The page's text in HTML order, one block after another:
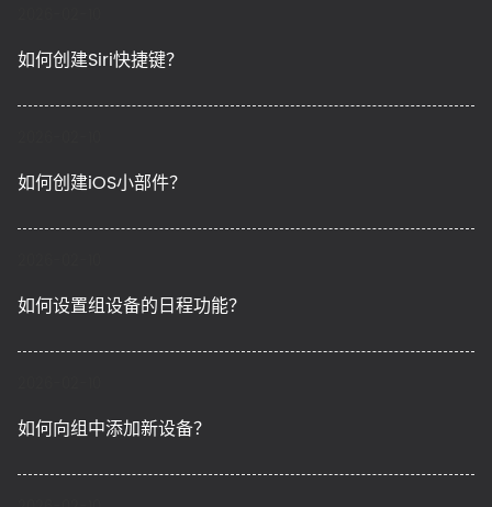
如何创建Siri快捷键？
如何创建iOS小部件？
如何设置组设备的日程功能？
如何向组中添加新设备？